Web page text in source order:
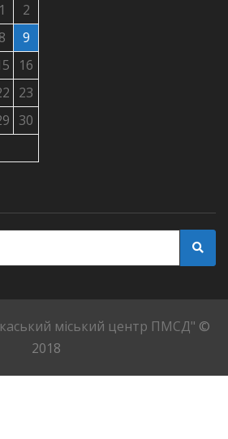
1
2
8
9
16
23
30
міський центр ПМСД" ©
2018